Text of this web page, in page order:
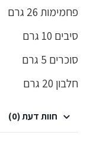
פחמימות 26 גרם
סיבים 10 גרם
סוכרים 5 גרם
חלבון 20 גרם
חוות דעת (0)